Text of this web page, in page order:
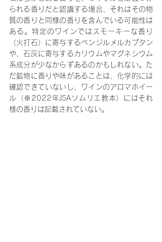
られる香りだと認識する場合、それはその物
質の香りと同様の香りを含んでいる可能性は
ある。特定のワインではスモーキーな香り
（火打石）に寄与するベンジルメルカプタン
や、石灰に寄与するカリウムやマグネシウム
系成分が少なからずあるのかもしれない。た
だ鉱物に香りや味があることは、化学的には
確認できていないし、ワインのアロマホイー
ル（※2022年JSAソムリエ教本）にはそれ
様の香りは記載されていない。